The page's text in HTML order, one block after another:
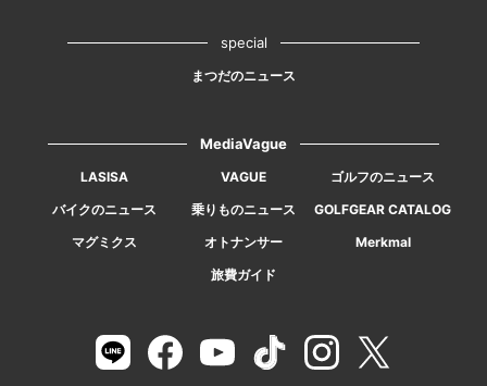
special
まつだのニュース
MediaVague
LASISA VAGUE
ゴルフのニュース
バイクのニュース
乗りものニュース
GOLFGEAR CATALOG
マグミクス
オトナンサー
Merkmal
旅費ガイド